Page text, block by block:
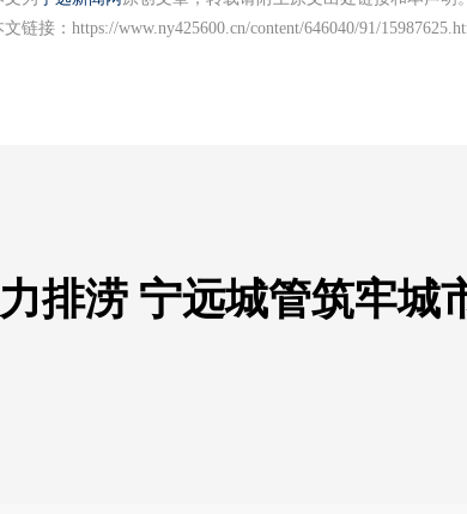
文链接： https://www.ny425600.cn/content/646040/91/
排涝 宁远城管筑牢城